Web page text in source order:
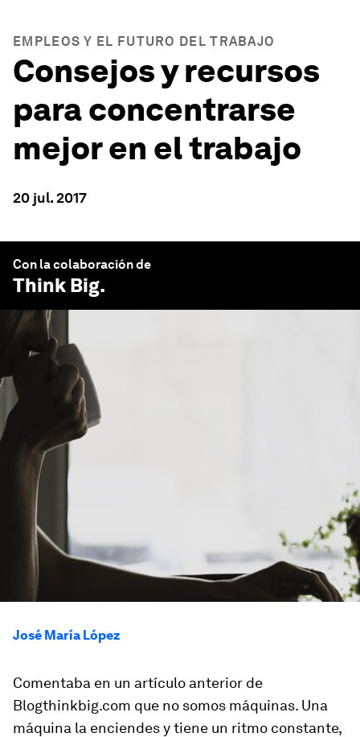
EMPLEOS Y EL FUTURO DEL TRABAJO
Consejos y recursos
para concentrarse
mejor en el trabajo
20 jul. 2017
Con la colaboración de
Think Big.
José María López
Comentaba en un artículo anterior de
Blogthinkbig.com que no somos máquinas. Una
máquina la enciendes y tiene un ritmo constante,